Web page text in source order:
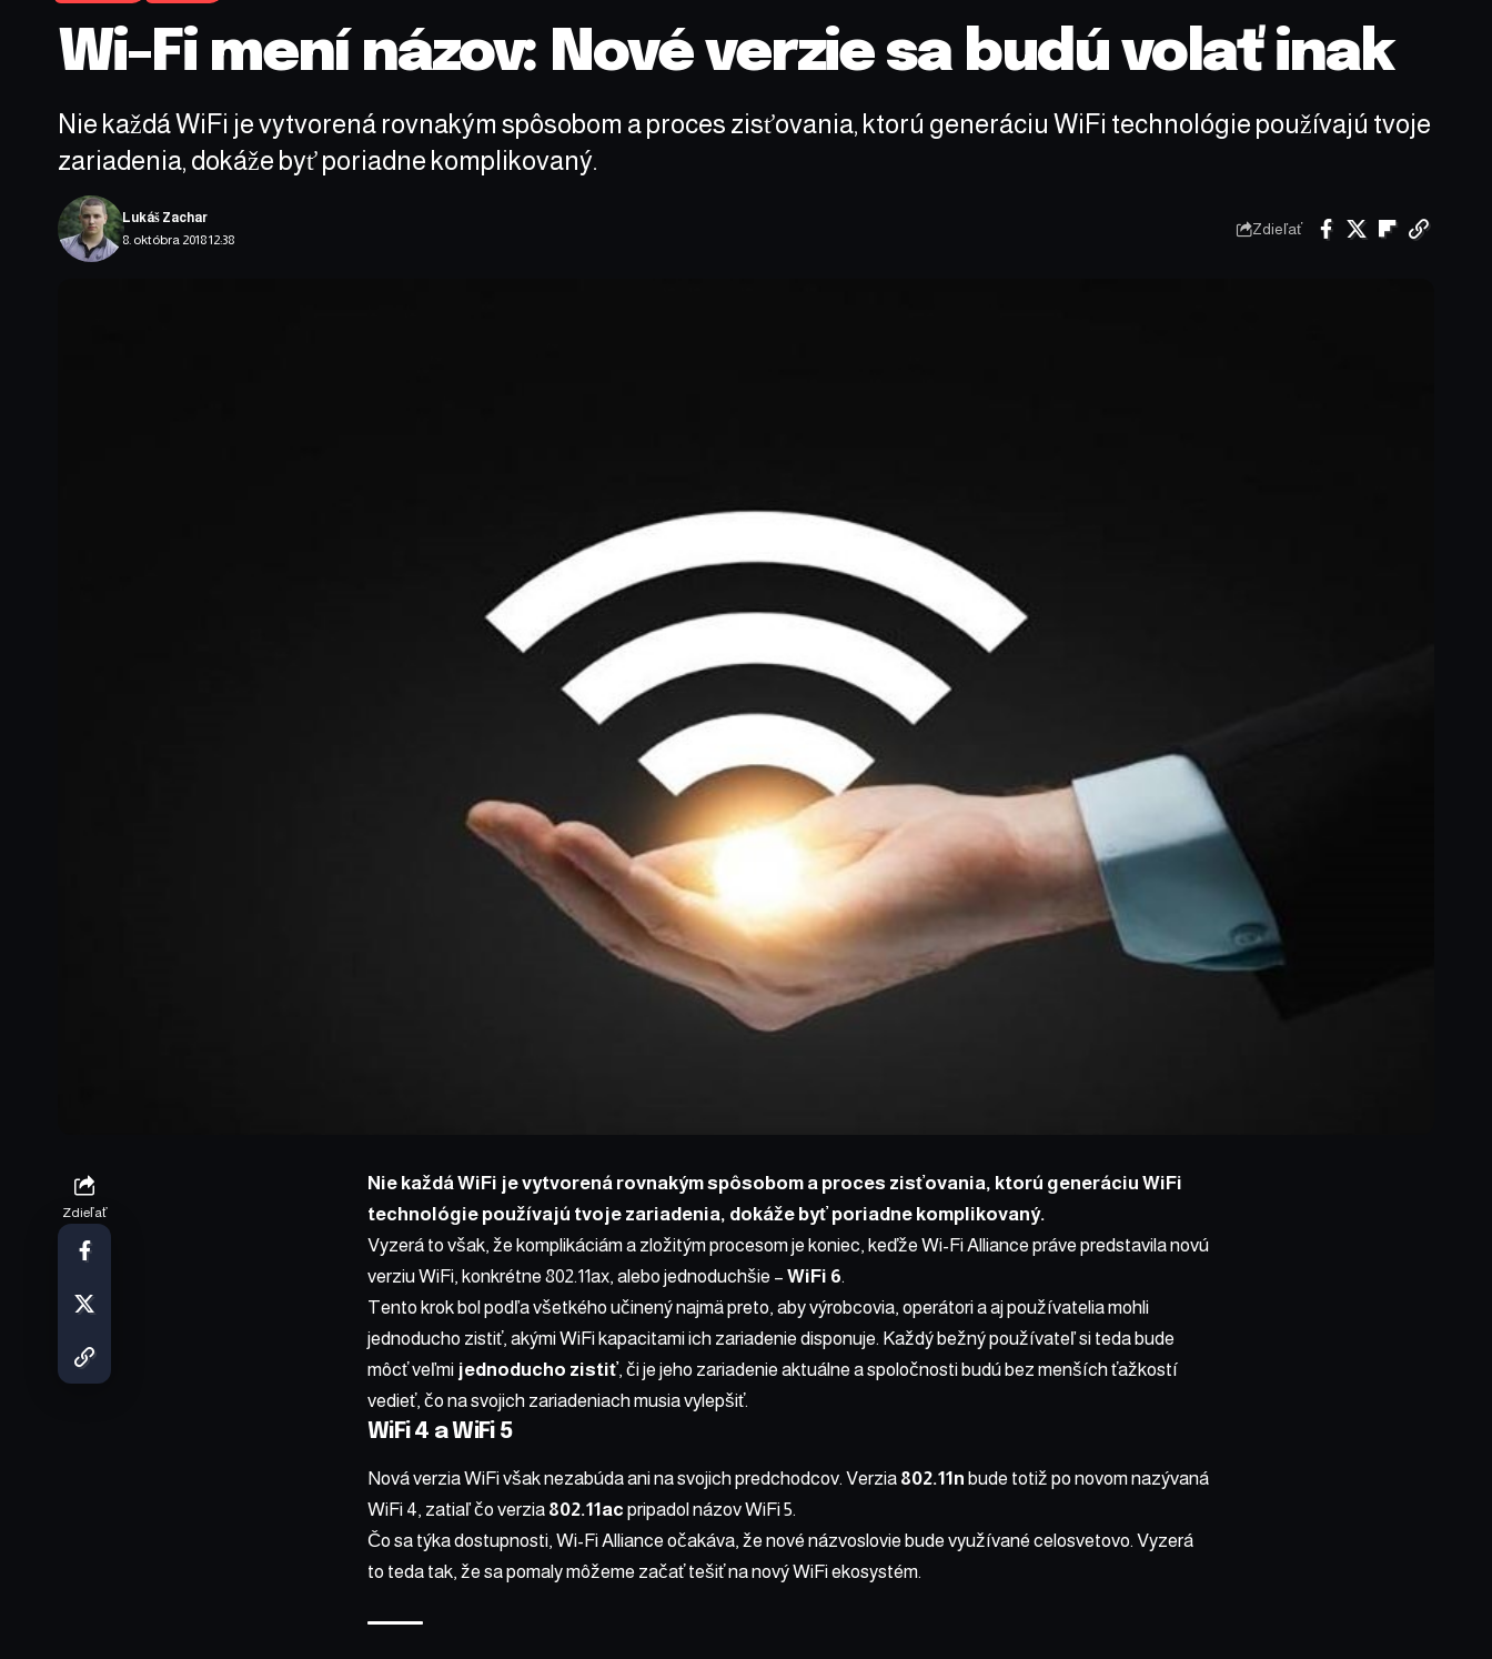
Wi-Fi mení názov: Nové verzie sa budú volať inak
Nie každá WiFi je vytvorená rovnakým spôsobom a proces zisťovania, ktorú generáciu WiFi technológie používajú tvoje
zariadenia, dokáže byť poriadne komplikovaný.
8. októbra 2018 12:38
Lukáš Zachar
Zdieľať
Zdieľať
Nie každáWiFi je vytvorená rovnakým spôsobom a proces zisťovania, ktorú generáciu WiFi
technológie používajú tvoje zariadenia, dokáže byť poriadne komplikovaný.
Vyzerá to však, že komplikáciám a zložitým procesom je koniec, keďže Wi-Fi Alliance práve predstavila novú
verziu WiFi, konkrétne 802.11ax, alebo jednoduchšie – WiFi 6.
Tento krok bol podľa všetkého učinený najmä preto, aby výrobcovia, operátori a aj používatelia mohli
jednoducho zistiť, akými WiFi kapacitami ich zariadenie disponuje. Každý bežný používateľ si teda bude
môcť veľmi jednoducho zistiť, či je jeho zariadenie aktuálne a spoločnosti budú bez menších ťažkostí
vedieť, čo na svojich zariadeniach musia vylepšiť.
WiFi 4 a WiFi 5
Nová verzia WiFi však nezabúda ani na svojich predchodcov. Verzia 802.11n bude totiž po novom nazývaná
WiFi 4, zatiaľ čo verzia 802.11ac pripadol názov WiFi 5.
Čo sa týka dostupnosti, Wi-Fi Alliance očakáva, že nové názvoslovie bude využívané celosvetovo. Vyzerá
to teda tak, že sa pomaly môžeme začať tešiť na nový WiFi ekosystém.